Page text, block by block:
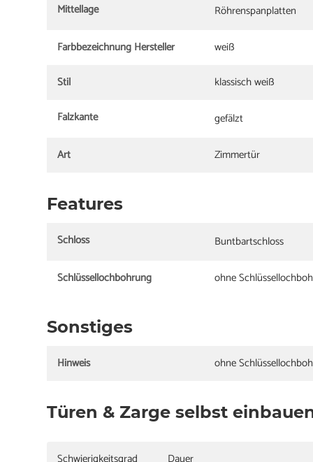
Mittellage Röhrenspanplatten
Farbbezeichnung Hersteller
weiß
Stil
klassisch weiß
Falzkante
gefälzt
Art Zimmertür
Features
Schloss Buntbartschloss
Schlüssellochbohrung ohne
Sonstiges
Hinweis ohne
Türen & Zarge selbst